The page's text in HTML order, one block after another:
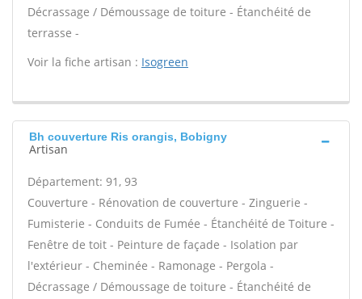
Décrassage / Démoussage de toiture - Étanchéité de
terrasse -
Voir la fiche artisan : Isogreen
Bh couverture Ris orangis, Bobigny
Artisan
Département: 91, 93
Couverture - Rénovation de couverture - Zinguerie -
Fumisterie - Conduits de Fumée - Étanchéité de Toiture -
Fenêtre de toit - Peinture de façade - Isolation par
l'extérieur - Cheminée - Ramonage - Pergola -
Décrassage / Démoussage de toiture - Étanchéité de